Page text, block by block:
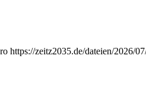
https://zeitz2035.de/dateien/2026/